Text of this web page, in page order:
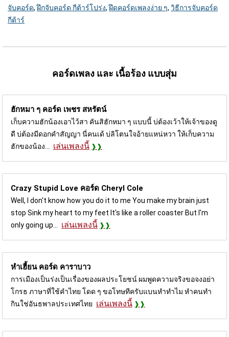
จับคอร์ด,ฝึกจับคอร์ด กีต้าร์โปร่ง,ฝึดคอร์ดเพลงง่าย ๆ, วิธีการจับคอร์ด
กีต้าร์
คอร์ดเพลง และ เนื้อร้อง แบบสุ่ม
ฮักหมา ๆ คอร์ด เพชร สหรัตน์
เก็บความฮักน้องเอาไว้สา คันสิฮักหมา ๆ แบบนี้ บ่ต้องเว้าให้เจ้าของดู
ดี บ่ต้องมีดอกคำสัญญา นี่คนเด้ บ่ลิโตนใจอ้ายแหน่หวา ให้เก็บความ
ฮักของน้อง...
เล่นเพลงนี้
Crazy Stupid Love คอร์ด Cheryl Cole
Well, I don't know how you do it to me You make my brain just
stop Sink my heart to my feet It's like a roller coaster But I'm
only going up...
เล่นเพลงนี้
หำเฮี้ยน คอร์ด คาราบาว
การเมืองเป็นร่งเป็นเรื่องของผลประโยชน์ ผมพูดความจริงขอจงอย่า
โกรธ ภาษาที่ใช้คําไทย โดด ๆ ขอโทษทีครับแบนหําทําไม หําคนทํา
กินใช่อันธพาลประเทศไทย เล่นเพลงนี้